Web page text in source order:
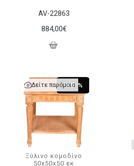
AV-22863
884,00€
-15 %
Δείτε παρόμοια
Ξύλινο κομοδίνο
50x50x50 εκ